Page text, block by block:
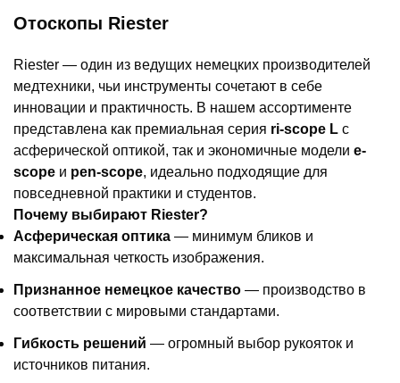
Отоскопы Riester
Riester — один из ведущих немецких производителей
медтехники, чьи инструменты сочетают в себе
инновации и практичность. В нашем ассортименте
представлена как премиальная серия ri-scope L с
асферической оптикой, так и экономичные модели e-
scope и pen-scope, идеально подходящие для
повседневной практики и студентов.
Почему выбирают Riester?
Асферическая оптика — минимум бликов и
максимальная четкость изображения.
Признанное немецкое качество — производство в
соответствии с мировыми стандартами.
Гибкость решений — огромный выбор рукояток и
источников питания.